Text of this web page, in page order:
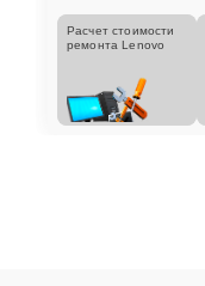
Расчет стоимости
ремонта Lenovo